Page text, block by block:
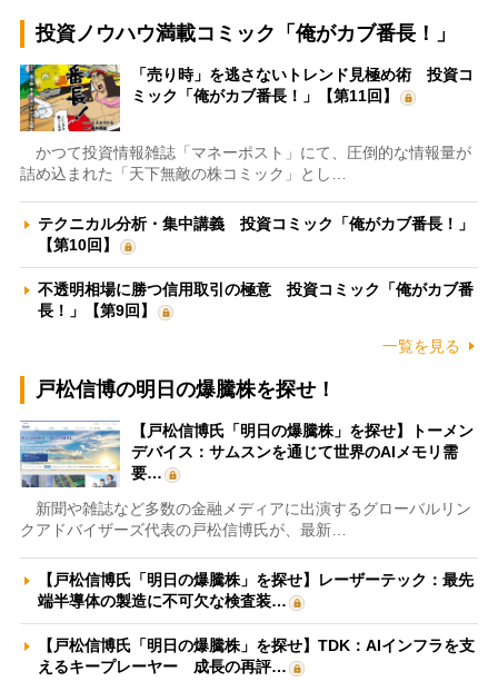
投資ノウハウ満載コミック「俺がカブ番長！」
「売り時」を逃さないトレンド見極め術 投資コ
ミック「俺がカブ番長！」【第11回】
かつて投資情報雑誌「マネーポスト」にて、圧倒的な情報量が
詰め込まれた「天下無敵の株コミック」とし…
テクニカル分析・集中講義 投資コミック「俺がカブ番長！」
【第10回】
不透明相場に勝つ信用取引の極意 投資コミック「俺がカブ番
長！」【第9回】
一覧を見る
戸松信博の明日の爆騰株を探せ！
【戸松信博氏「明日の爆騰株」を探せ】トーメン
デバイス：サムスンを通じて世界のAIメモリ需
要…
新聞や雑誌など多数の金融メディアに出演するグローバルリン
クアドバイザーズ代表の戸松信博氏が、最新…
【戸松信博氏「明日の爆騰株」を探せ】レーザーテック：最先
端半導体の製造に不可欠な検査装…
【戸松信博氏「明日の爆騰株」を探せ】TDK：AIインフラを支
えるキープレーヤー 成長の再評…